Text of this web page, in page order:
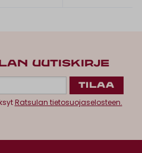
UUTISKIRJE
Ratsulan tietosuojaselosteen.